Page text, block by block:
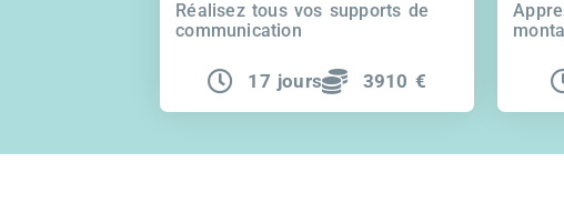
Réalisez tous vos supports de
communication
17 jours 3910 €